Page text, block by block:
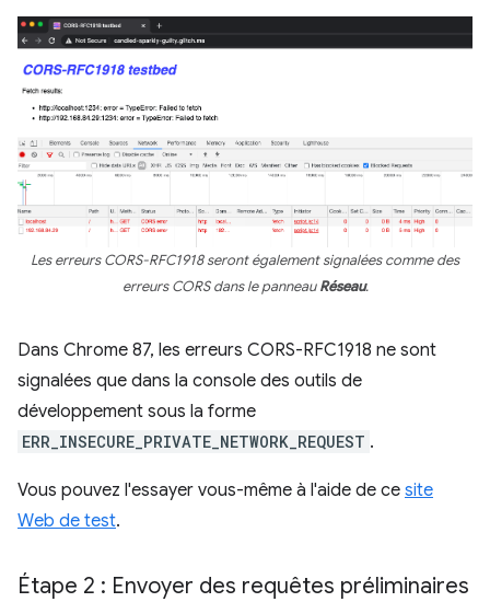
Les erreurs CORS-RFC1918 seront également signalées comme des
erreurs CORS dans le panneauRéseau.
Dans Chrome 87, les erreurs CORS-RFC1918 ne sont
signalées que dans la console des outils de
développement sous la forme
ERR_INSECURE_PRIVATE_NETWORK_REQUEST .
Vous pouvez l'essayer vous-même à l'aide de ce site
Web de test.
Étape 2 : Envoyer des requêtes préliminaires